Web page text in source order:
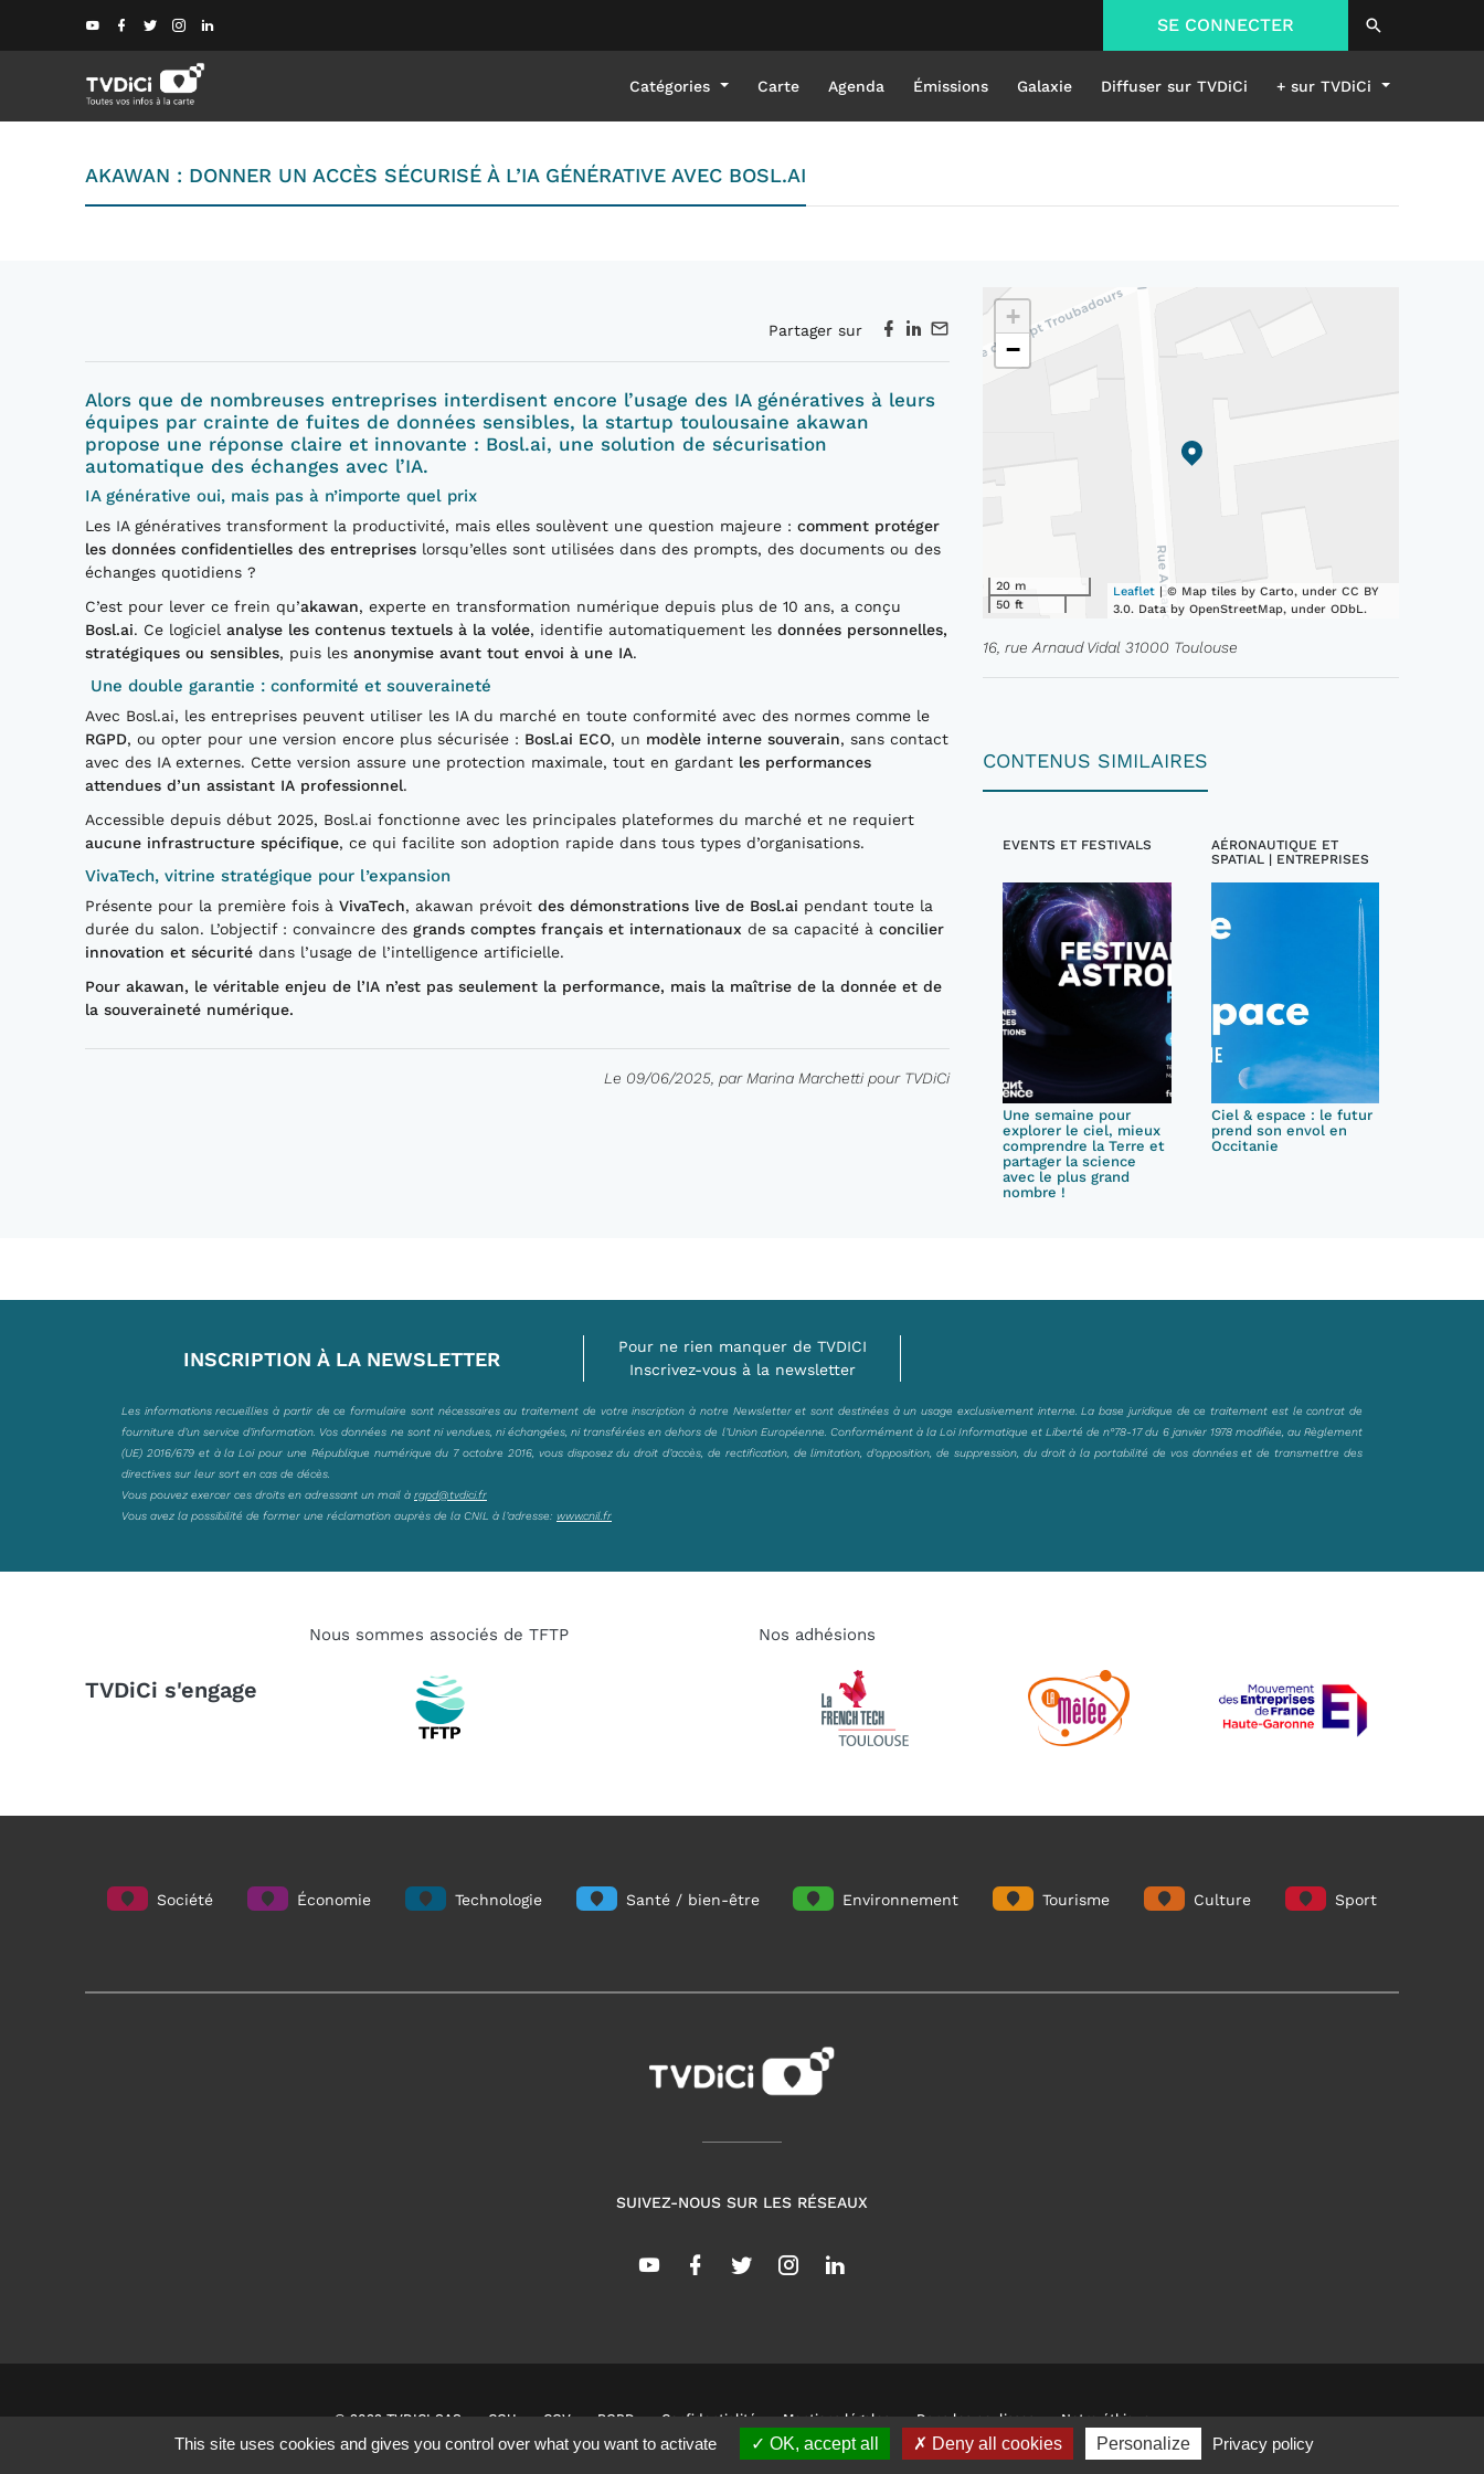
SE CONNECTER
Catégories Carte Agenda Émissions Galaxie Diffuser sur TVDiCi + sur TVDiCi
AKAWAN : DONNER UN ACCÈS SÉCURISÉ À L’IA GÉNÉRATIVE AVEC BOSL.AI
Partager sur
Alors que de nombreuses entreprises interdisent encore l’usage des IA génératives à leurs
équipes par crainte de fuites de données sensibles, la startup toulousaine akawan
propose une réponse claire et innovante : Bosl.ai, une solution de sécurisation
automatique des échanges avec l’IA.
IA générative oui, mais pas à n’importe quel prix
Les IA génératives transforment la productivité, mais elles soulèvent une question majeure : comment protéger
les données confidentielles des entreprises lorsqu’elles sont utilisées dans des prompts, des documents ou des
échanges quotidiens ?
C’est pour lever ce frein qu’akawan, experte en transformation numérique depuis plus de 10 ans, a conçu
Bosl.ai. Ce logiciel analyse les contenus textuels à la volée, identifie automatiquement les données personnelles,
stratégiques ou sensibles, puis les anonymise avant tout envoi à une IA.
Une double garantie : conformité et souveraineté
Avec Bosl.ai, les entreprises peuvent utiliser les IA du marché en toute conformité avec des normes comme le
RGPD, ou opter pour une version encore plus sécurisée : Bosl.ai ECO, un modèle interne souverain, sans contact
avec des IA externes. Cette version assure une protection maximale, tout en gardant les performances
attendues d’un assistant IA professionnel.
Accessible depuis début 2025, Bosl.ai fonctionne avec les principales plateformes du marché et ne requiert
aucune infrastructure spécifique, ce qui facilite son adoption rapide dans tous types d’organisations.
VivaTech, vitrine stratégique pour l’expansion
Présente pour la première fois à VivaTech, akawan prévoit des démonstrations live de Bosl.ai pendant toute la
durée du salon. L’objectif : convaincre des grands comptes français et internationaux de sa capacité à concilier
innovation et sécurité dans l’usage de l’intelligence artificielle.
Pour akawan, le véritable enjeu de l’IA n’est pas seulement la performance, mais la maîtrise de la donnée et de
la souveraineté numérique.
Le 09/06/2025, par Marina Marchetti pour TVDiCi
+
−
20 m
50 ft
Leaflet | © Map tiles by Carto, under CC BY
3.0. Data by OpenStreetMap, under ODbL.
16, rue Arnaud Vidal 31000 Toulouse
CONTENUS SIMILAIRES
EVENTS ET FESTIVALS
Une semaine pour
explorer le ciel, mieux
comprendre la Terre et
partager la science
avec le plus grand
nombre !
AÉRONAUTIQUE ET
SPATIAL | ENTREPRISES
Ciel & espace : le futur
prend son envol en
Occitanie
INSCRIPTION À LA NEWSLETTER
Pour ne rien manquer de TVDICI
Inscrivez-vous à la newsletter
Les informations recueillies à partir de ce formulaire sont nécessaires au traitement de votre inscription à notre Newsletter et sont destinées à un usage exclusivement interne. La base juridique de ce traitement est le contrat de
fourniture d’un service d’information. Vos données ne sont ni vendues, ni échangées, ni transférées en dehors de l’Union Européenne. Conformément à la Loi Informatique et Liberté de n°78-17 du 6 janvier 1978 modifiée, au Règlement
(UE) 2016/679 et à la Loi pour une République numérique du 7 octobre 2016, vous disposez du droit d’accès, de rectification, de limitation, d’opposition, de suppression, du droit à la portabilité de vos données et de transmettre des
directives sur leur sort en cas de décès.
Vous pouvez exercer ces droits en adressant un mail à rgpd@tvdici.fr
Vous avez la possibilité de former une réclamation auprès de la CNIL à l’adresse: www.cnil.fr
TVDiCi s'engage
Nous sommes associés de TFTP Nos adhésions
Société Économie Technologie Santé / bien-être Environnement Tourisme Culture Sport
SUIVEZ-NOUS SUR LES RÉSEAUX
© 2022 TVDICI SAS CGU CGV RGPD Confidentialité Mentions légales Dans les coulisses Notre éthique
This site uses cookies and gives you control over what you want to activate OK, accept all Deny all cookies Personalize Privacy policy